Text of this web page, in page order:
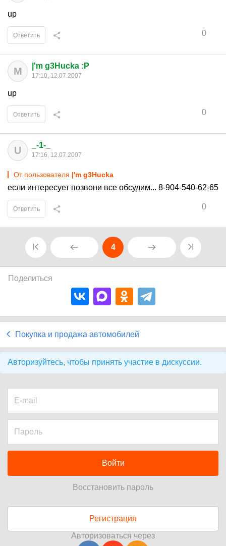
up
0
Ответить
M |'m g3Hucka :P
17:10, 12.07.2007
up
0
Ответить
U _-1-_
17:16, 12.07.2007
От пользователя |'m g3Hucka
если интересует позвони все обсудим... 8-904-540-62-65
0
Ответить
4
Поделиться
Покупка и продажа автомобилей
Авторизуйтесь, чтобы принять участие в дискуссии.
Войти
Восстановить пароль
Регистрация
Авторизоваться через